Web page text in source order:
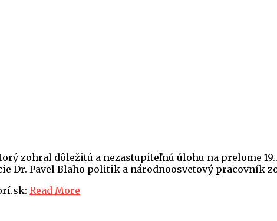
zohral dôležitú a nezastupiteľnú úlohu na prelome
Dr. Pavel Blaho politik a národnoosvetový pracovník
Read More